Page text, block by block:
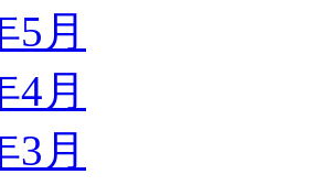
5月
4月
3月